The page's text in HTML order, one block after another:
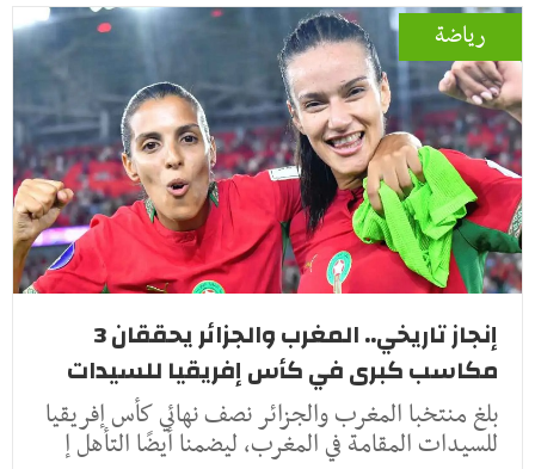
رياضة
إنجاز تاريخي.. المغرب والجزائر يحققان 3
مكاسب كبرى في كأس إفريقيا للسيدات
بلغ منتخبا المغرب والجزائر نصف نهائي كأس إفريقيا
للسيدات المقامة في المغرب، ليضمنا أيضًا التأهل إ